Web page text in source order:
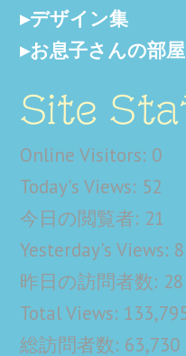
デザイン集
お息子さんの部屋
Site
Online Visitors: 0
Today's Views: 52
今日の閲覧者: 21
Yesterday's Views:
昨日の訪問者数: 28
Total Views:
総訪問者数: 63,730